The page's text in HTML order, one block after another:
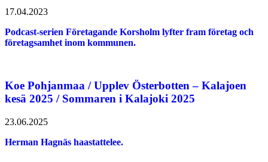
17.04.2023
Podcast-serien Företagande Korsholm lyfter fram företag och
företagsamhet inom kommunen.
Koe Pohjanmaa / Upplev Österbotten – Kalajoen
kesä 2025 / Sommaren i Kalajoki 2025
23.06.2025
Herman Hagnäs haastattelee.